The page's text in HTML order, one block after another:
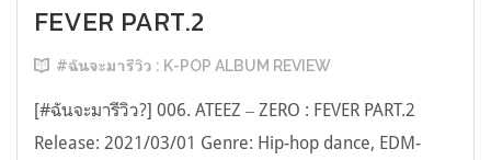
FEVER PART.2
#ฉันจะมารีวิว : K-POP ALBUM REVIEW
[#ฉันจะมารีวิว?] 006. ATEEZ ‒ ZERO : FEVER PART.2
Release: 2021/03/01 Genre: Hip-hop dance, EDM-